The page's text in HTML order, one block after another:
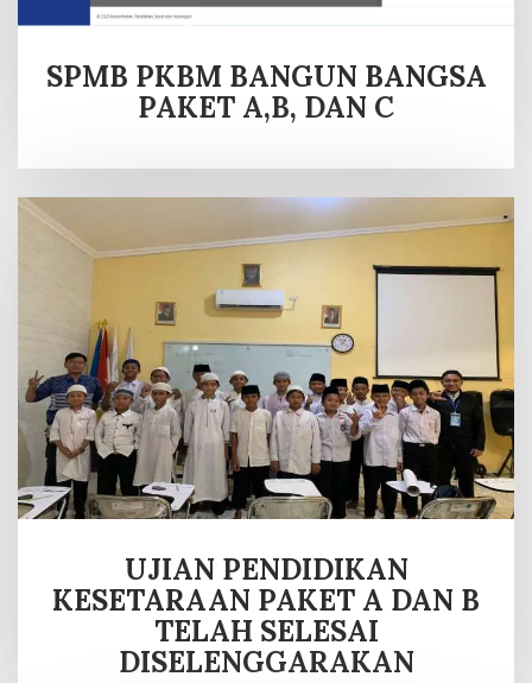
SPMB PKBM BANGUN BANGSA
PAKET A,B, DAN C
UJIAN PENDIDIKAN
KESETARAAN PAKET A DAN B
TELAH SELESAI
DISELENGGARAKAN